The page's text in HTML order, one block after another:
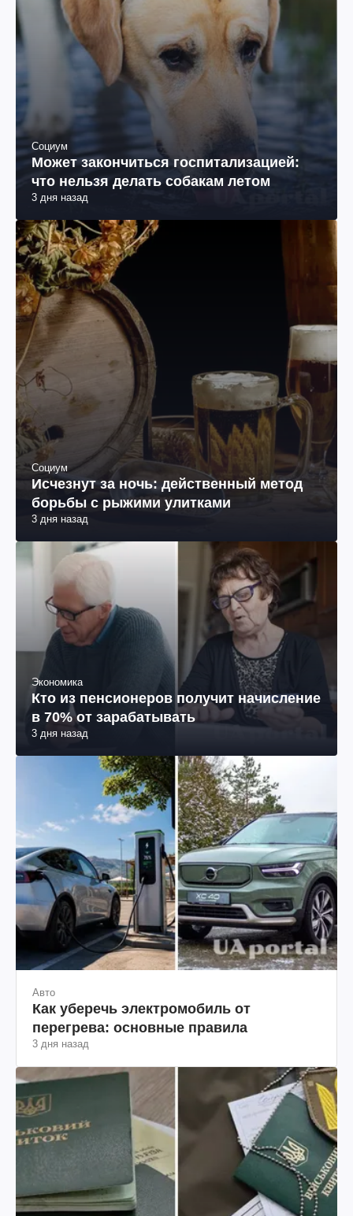
Социум
Может закончиться госпитализацией:
что нельзя делать собакам летом
3 дня назад
Социум
Исчезнут за ночь: действенный метод
борьбы с рыжими улитками
3 дня назад
Экономика
Кто из пенсионеров получит начисление
в 70% от зарабатывать
3 дня назад
Авто
Как уберечь электромобиль от
перегрева: основные правила
3 дня назад